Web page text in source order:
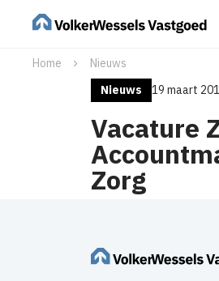
Home
Nieuws
Nieuws
19 maart
Vacature
Zorg